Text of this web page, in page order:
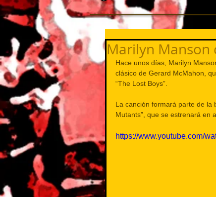
Marilyn Manson
Hace unos días, Marilyn
clásico de Gerard McMahon,
“The Lost Boys”.
La canción formará parte de la
Mutants”, que se estrenará en
https://www.youtube.com/